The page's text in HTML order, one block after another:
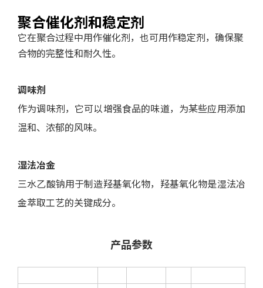
聚合催化剂和稳定剂
它在聚合过程中用作催化剂，也可用作稳定剂，确保聚
合物的完整性和耐久性。
调味剂
作为调味剂，它可以增强食品的味道，为某些应用添加
温和、浓郁的风味。
湿法冶金
三水乙酸钠用于制造羟基氧化物，羟基氧化物是湿法冶
金萃取工艺的关键成分。
产品参数